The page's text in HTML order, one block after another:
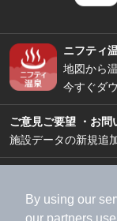
By using our
ニフティ
地図から
今すぐダ
ご意見ご要望 ・お問
施設データの新規追
加盟店募